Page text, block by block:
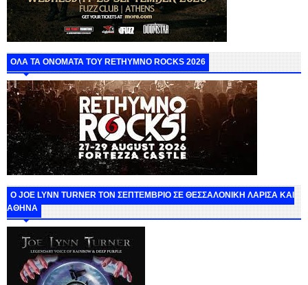
ΟΛΑ ΤΑ ΟΝΟΜΑΤΑ ΤΟΥ RETHYMNO ROCKS 2026
O JOE LYNN TURNER ΤΟΝ ΣΕΠΤΕΜΒΡΙΟ ΣΕ ΘΕΣΣΑΛΟΝΙΚΗ ΛΑΡΙΣΑ ΚΑΙ
ΑΘΗΝΑ